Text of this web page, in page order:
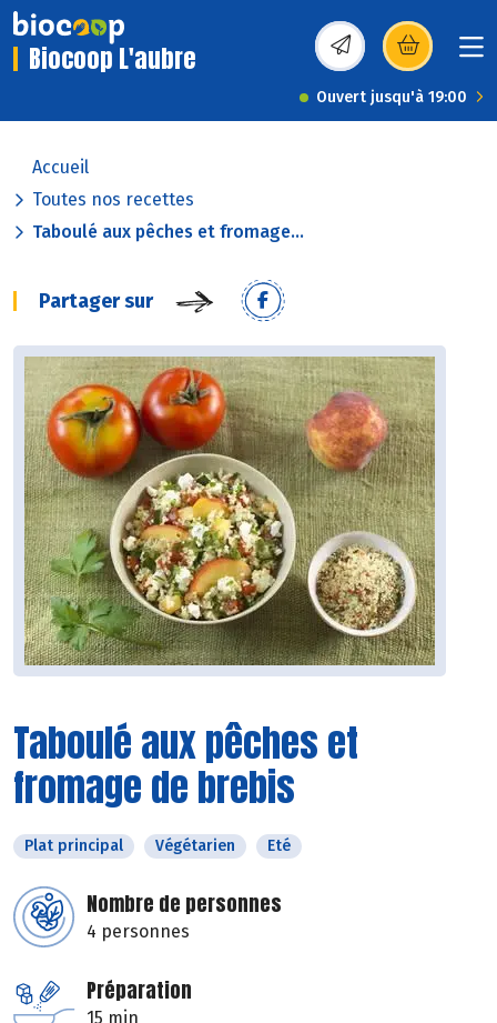
Biocoop L'aubre (s’ouvre dans une
Ouvert jusqu'à 19:00
Accueil
Toutes nos recettes
Taboulé aux pêches et fromage...
Partager sur
Taboulé aux pêches et
fromage de brebis
Plat principal Végétarien Eté
Nombre de personnes
4 personnes
Préparation
15 min